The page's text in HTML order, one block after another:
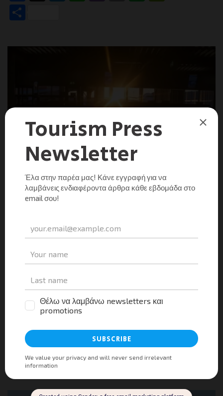
ΜΕΛΈΤΕΣ - ΈΡΕΥΝΕΣ
επιβατών στα αεροδρόμια της Ελλάδας
ή γιατί τρία ελληνικά αεροδρόμια βρίσκονται στα χειρότερα
Ευρώπη, σύμφωνα με έρευνα του οδηγού Sleeping in
Μοιραστείτε τα νέα
FacebookLinkedIn
WhatsApp
ViberEmailEvernote
Μοιραστείτε